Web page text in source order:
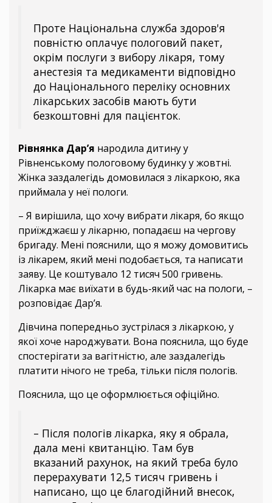
Проте Національна служба здоров'я
повністю оплачує пологовий пакет,
окрім послуги з вибору лікаря, тому
анестезія та медикаменти відповідно
до Національного переліку основних
лікарських засобів мають бути
безкоштовні для пацієнток.
Рівнянка Дар’я народила дитину у
Рівненському пологовому будинку у жовтні.
Жінка заздалегідь домовилася з лікаркою, яка
приймала у неї пологи.
– Я вирішила, що хочу вибрати лікаря, бо якщо
приїжджаєш у лікарню, попадаєш на чергову
бригаду. Мені пояснили, що я можу домовитись
із лікарем, який мені подобається, та написати
заяву. Це коштувало 12 тисяч 500 гривень.
Лікарка має виїхати в будь-який час на пологи, –
розповідає Дар’я.
Дівчина попередньо зустрілася з лікаркою, у
якої хоче народжувати. Вона пояснила, що буде
спостерігати за вагітністю, але заздалегідь
платити нічого не треба, тільки після пологів.
Пояснила, що це оформлюється офіційно.
– Після пологів лікарка, яку я обрала,
дала мені квитанцію. Там був
вказаний рахунок, на який треба було
перерахувати 12,5 тисяч гривень і
написано, що це благодійний внесок,